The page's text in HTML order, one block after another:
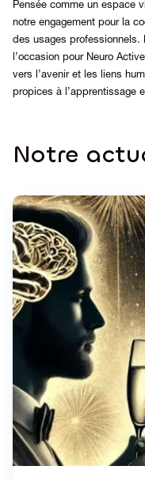
Pensée comme un espace
notre engagement pour la
des usages professionnels.
l’occasion pour Neuro
vers l’avenir et les liens
propices à l’apprentissage
Notre